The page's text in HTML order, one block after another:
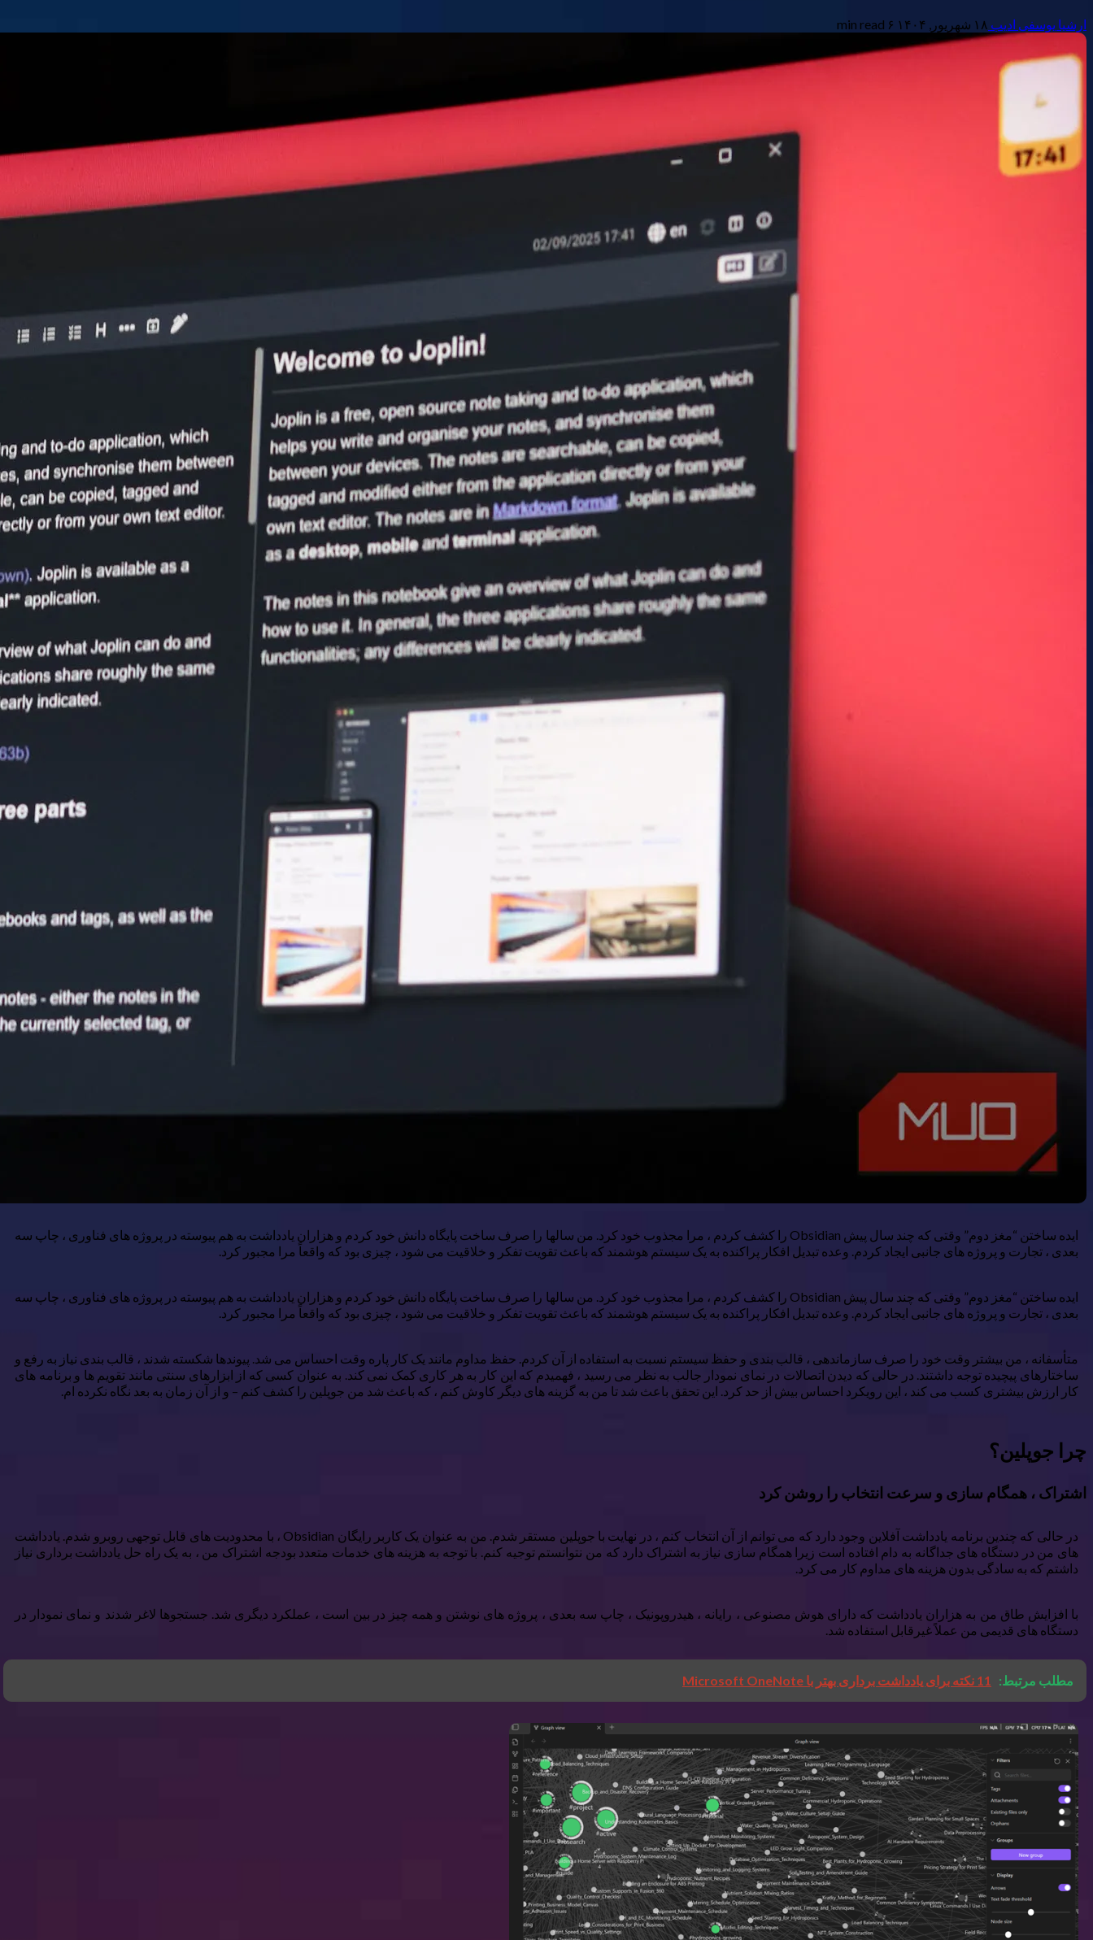
ارشیا یوسفی ادیب ۱۸ شهریور, ۱۴۰۴ ۶ min read
ایده ساختن “مغز دوم” وقتی که چند سال پیش Obsidian را کشف کردم ، مرا مجذوب خود کرد. من سالها را صرف ساخت پایگاه دانش خود کردم و هزاران یادداشت به هم پیوسته در پروژه های فناوری ، چاپ سه
بعدی ، تجارت و پروژه های جانبی ایجاد کردم. وعده تبدیل افکار پراکنده به یک سیستم هوشمند که باعث تقویت تفکر و خلاقیت می شود ، چیزی بود که واقعاً مرا مجبور کرد.
ایده ساختن “مغز دوم” وقتی که چند سال پیش Obsidian را کشف کردم ، مرا مجذوب خود کرد. من سالها را صرف ساخت پایگاه دانش خود کردم و هزاران یادداشت به هم پیوسته در پروژه های فناوری ، چاپ سه
بعدی ، تجارت و پروژه های جانبی ایجاد کردم. وعده تبدیل افکار پراکنده به یک سیستم هوشمند که باعث تقویت تفکر و خلاقیت می شود ، چیزی بود که واقعاً مرا مجبور کرد.
متأسفانه ، من بیشتر وقت خود را صرف سازماندهی ، قالب بندی و حفظ سیستم نسبت به استفاده از آن کردم. حفظ مداوم مانند یک کار پاره وقت احساس می شد. پیوندها شکسته شدند ، قالب بندی نیاز به رفع و
ساختارهای پیچیده توجه داشتند. در حالی که دیدن اتصالات در نمای نمودار جالب به نظر می رسید ، فهمیدم که این کار به هر کاری کمک نمی کند. به عنوان کسی که از ابزارهای سنتی مانند تقویم ها و برنامه های
کار ارزش بیشتری کسب می کند ، این رویکرد احساس بیش از حد کرد. این تحقق باعث شد تا من به گزینه های دیگر کاوش کنم ، که باعث شد من جوپلین را کشف کنم – و از آن زمان به بعد نگاه نکرده ام.
چرا جوپلین؟
اشتراک ، همگام سازی و سرعت انتخاب را روشن کرد
در حالی که چندین برنامه یادداشت آفلاین وجود دارد که می توانم از آن انتخاب کنم ، در نهایت با جوپلین مستقر شدم. من به عنوان یک کاربر رایگان Obsidian ، با محدودیت های قابل توجهی روبرو شدم. یادداشت
های من در دستگاه های جداگانه به دام افتاده است زیرا همگام سازی نیاز به اشتراک دارد که من نتوانستم توجیه کنم. با توجه به هزینه های خدمات متعدد بودجه اشتراک من ، به یک راه حل یادداشت برداری نیاز
داشتم که به سادگی بدون هزینه های مداوم کار می کرد.
با افزایش طاق من به هزاران یادداشت که دارای هوش مصنوعی ، رایانه ، هیدروپونیک ، چاپ سه بعدی ، پروژه های نوشتن و همه چیز در بین است ، عملکرد دیگری شد. جستجوها لاغر شدند و نمای نمودار در
دستگاه های قدیمی من عملاً غیرقابل استفاده شد.
مطلب مرتبط: 11 نکته برای یادداشت برداری بهتر با Microsoft OneNote